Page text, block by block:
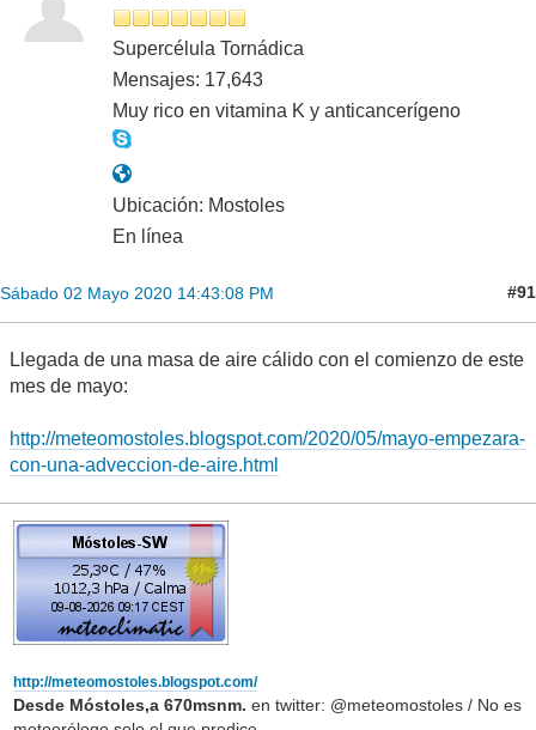
Supercélula Tornádica
Mensajes: 17,643
Muy rico en vitamina K y anticancerígeno
Ubicación: Mostoles
En línea
Sábado 02 Mayo 2020 14:43:08 PM #91
Llegada de una masa de aire cálido con el comienzo de este
mes de mayo:
http://meteomostoles.blogspot.com/2020/05/mayo-empezara-
con-una-adveccion-de-aire.html
http://meteomostoles.blogspot.com/
Desde Móstoles,a 670msnm. en twitter: @meteomostoles / No es